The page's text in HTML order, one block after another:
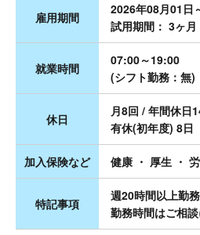
雇用期間
2026年08月01日
試用期間： 3ヶ月
就業時間
07:00～19:00
(シフト勤務：無)
休日
月8回 / 年間休日
有休(初年度) 8日
加入保険など 健康 ・ 厚生 ・
特記事項
週20時間以上勤
勤務時間はご相談